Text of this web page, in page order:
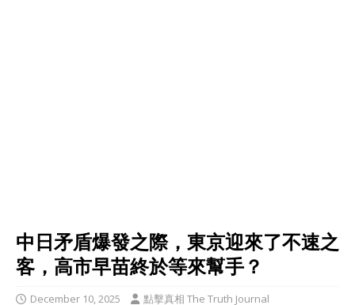
中日矛盾爆發之際，東京迎來了不速之
客，高市早苗終於等來幫手？
December 10, 2025 點擊真相 The Truth Journal